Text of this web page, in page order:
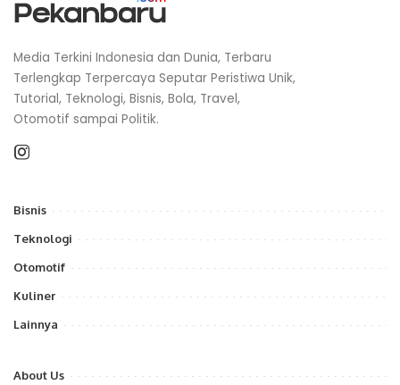
Media Terkini Indonesia dan Dunia, Terbaru
Terlengkap Terpercaya Seputar Peristiwa Unik,
Tutorial, Teknologi, Bisnis, Bola, Travel,
Otomotif sampai Politik.
Bisnis
Teknologi
Otomotif
Kuliner
Lainnya
About Us